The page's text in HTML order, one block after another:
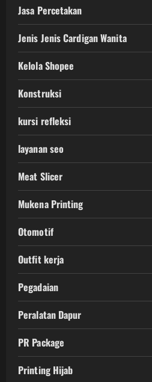
Jasa Percetakan
Jenis Jenis Cardigan Wanita
Kelola Shopee
Konstruksi
kursi refleksi
layanan seo
Meat Slicer
Mukena Printing
Otomotif
Outfit kerja
Pegadaian
Peralatan Dapur
PR Package
Printing Hijab